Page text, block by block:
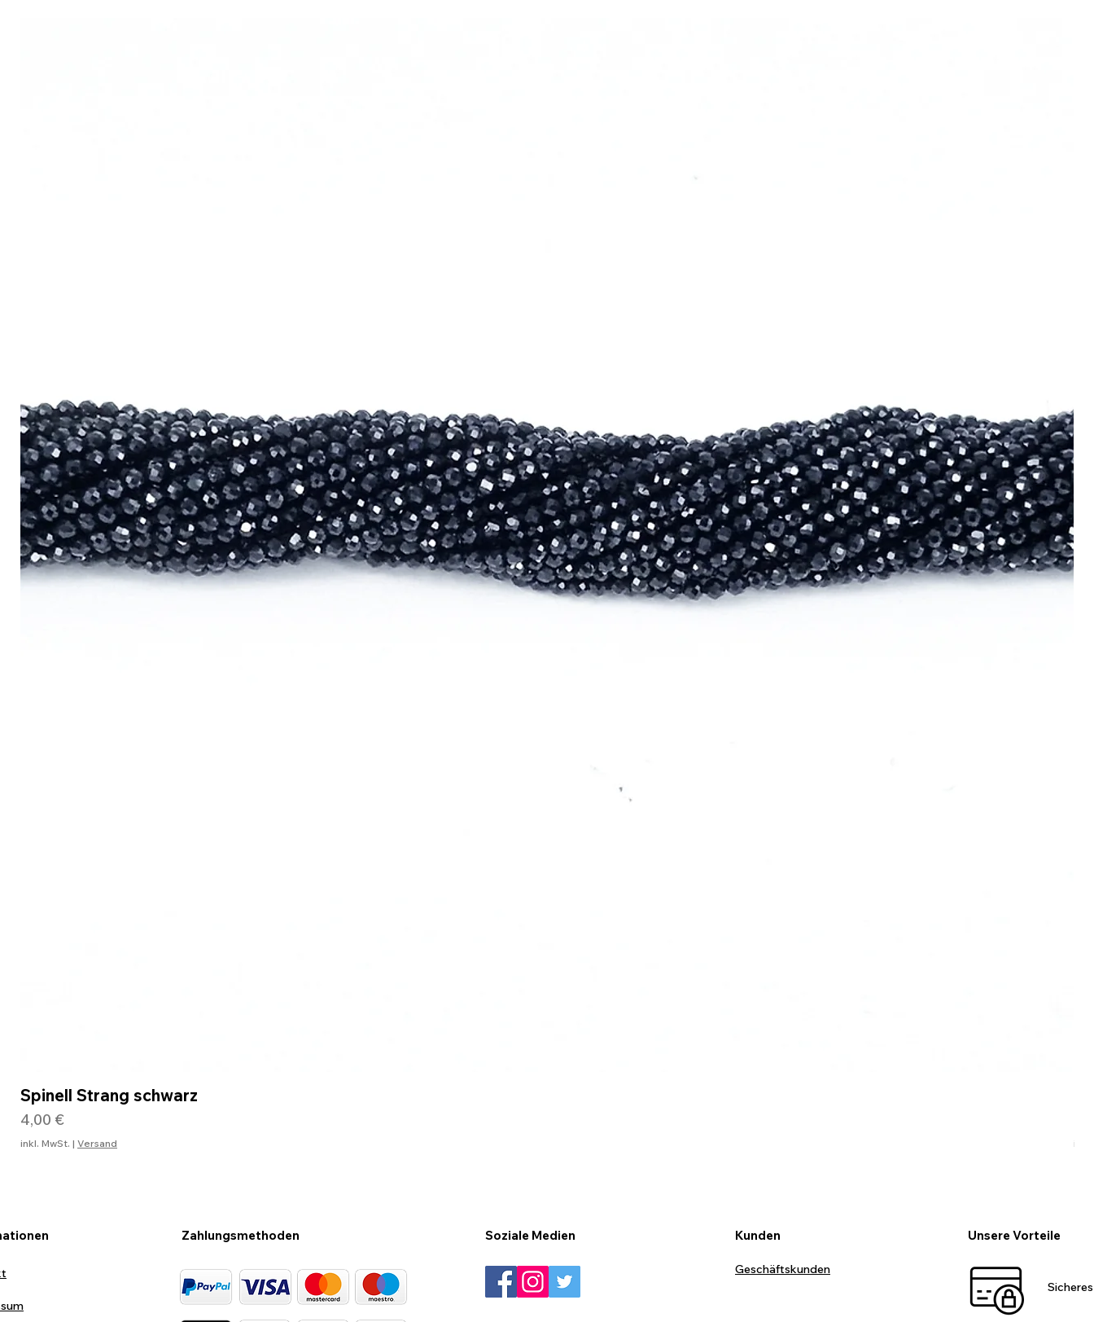
Spinell Strang schwarz
Preis
4,00 €
inkl. MwSt. | Versand inkl.
Zahlungsmethoden Soziale Medien Kunden
Geschäftskunden
Unsere Vorteile